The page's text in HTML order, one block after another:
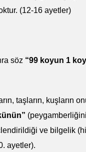
(12-16 ayetler)
söz “99 koyun 1
taşların, kuşların
ve bilgelik
ayetler).